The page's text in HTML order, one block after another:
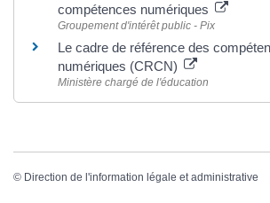
compétences numériques
Groupement d'intérêt public - Pix
Le cadre de référence des
numériques (CRCN)
Ministère chargé de l'éducation
© Direction de l'information légale et administrative